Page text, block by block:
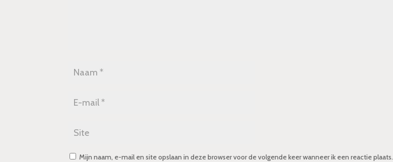
Mijn naam, e-mail en site opslaan in deze browser voor de volgende keer wanneer ik een reactie plaats.